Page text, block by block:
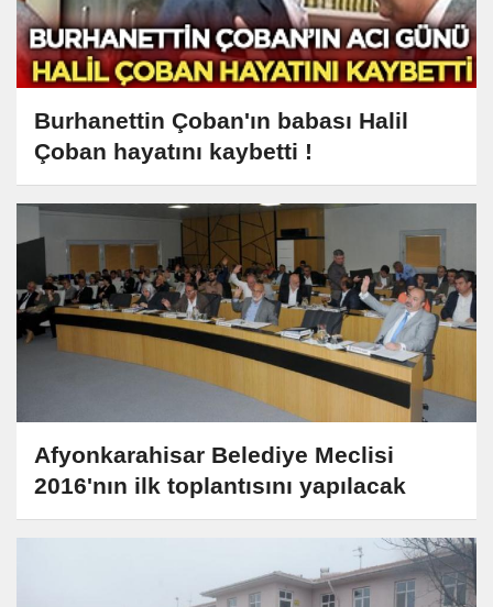
Burhanettin Çoban'ın babası Halil
Çoban hayatını kaybetti !
Afyonkarahisar Belediye Meclisi
2016'nın ilk toplantısını yapılacak